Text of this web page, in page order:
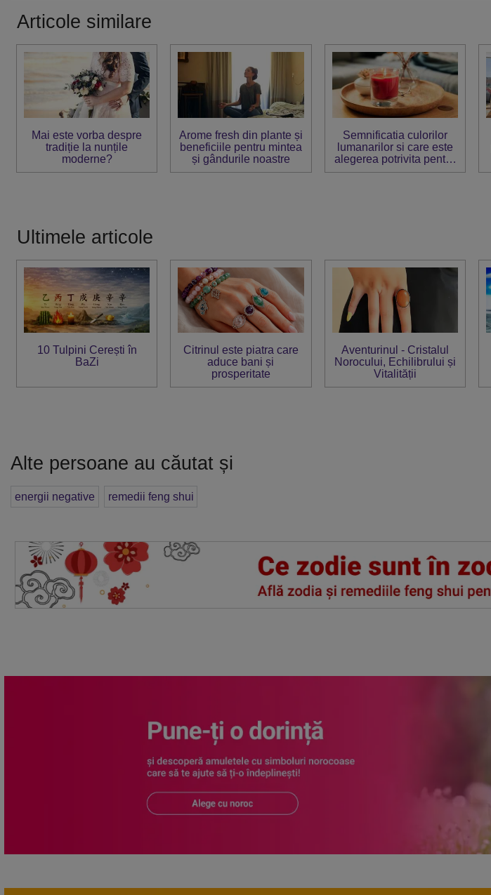
Articole similare
Mai este vorba despre
tradiție la nunțile
moderne?
Arome fresh din plante și
beneficiile pentru mintea
și gândurile noastre
Semnificatia culorilor
lumanarilor si care este
alegerea potrivita pentru
tine
Ultimele articole
10 Tulpini Cerești în
BaZi
Citrinul este piatra care
aduce bani și
prosperitate
Aventurinul - Cristalul
Norocului, Echilibrului și
Vitalității
Alte persoane au căutat și
energii negative remedii feng shui